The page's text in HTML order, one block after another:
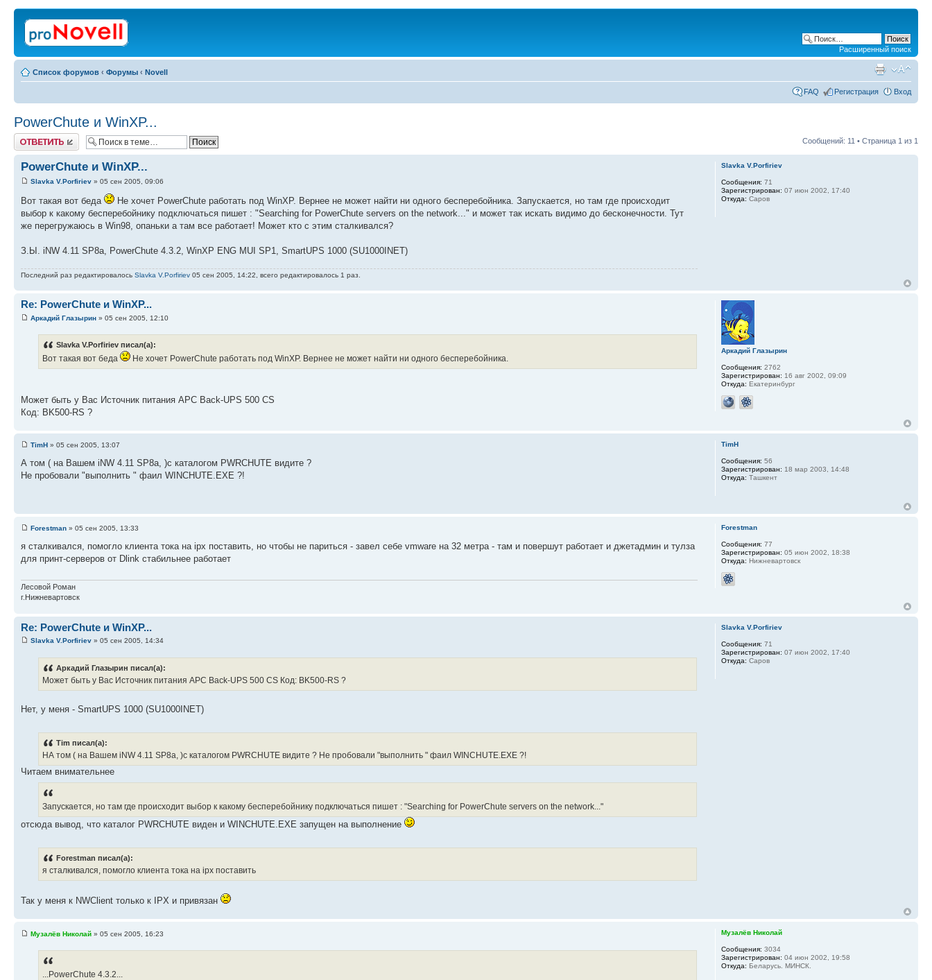
Расширенный поиск
Список форумов ‹ Форумы ‹ Novell
FAQ Регистрация Вход
PowerChute и WinXP...
Ответить Сообщений: 11 • Страница 1 из 1
PowerChute и WinXP...
Slavka V.Porfiriev » 05 сен 2005, 09:06
Вот такая вот беда
Не хочет PowerChute работать под WinXP. Вернее не может найти ни одного бесперебойника. Запускается, но там где происходит
выбор к какому бесперебойнику подключаться пишет : "Searching for PowerChute servers on the network..." и может так искать видимо до бесконечности. Тут
же перегружаюсь в Win98, опаньки а там все работает! Может кто с этим сталкивался?
З.Ы. iNW 4.11 SP8a, PowerChute 4.3.2, WinXP ENG MUI SP1, SmartUPS 1000 (SU1000INET)
Последний раз редактировалось Slavka V.Porfiriev 05 сен 2005, 14:22, всего редактировалось 1 раз.
Slavka V.Porfiriev
Сообщения: 71
Зарегистрирован: 07 июн 2002, 17:40
Откуда: Саров
Re: PowerChute и WinXP...
Аркадий Глазырин » 05 сен 2005, 12:10
Slavka V.Porfiriev писал(а):
Вот такая вот беда Не хочет PowerChute работать под WinXP. Вернее не может найти ни одного бесперебойника.
Может быть у Вас Источник питания APC Back-UPS 500 CS
Код: BK500-RS ?
Аркадий Глазырин
Сообщения: 2762
Зарегистрирован: 16 авг 2002, 09:09
Откуда: Екатеринбург
TimH » 05 сен 2005, 13:07
А том ( на Вашем iNW 4.11 SP8a, )с каталогом PWRCHUTE видите ?
Не пробовали "выполнить " фаил WINCHUTE.EXE ?!
TimH
Сообщения: 56
Зарегистрирован: 18 мар 2003, 14:48
Откуда: Ташкент
Forestman » 05 сен 2005, 13:33
я сталкивался, помогло клиента тока на ipx поставить, но чтобы не париться - завел себе vmware на 32 метра - там и повершут работает и джетадмин и тулза
для принт-серверов от Dlink стабильнее работает
Лесовой Роман
г.Нижневартовск
Forestman
Сообщения: 77
Зарегистрирован: 05 июн 2002, 18:38
Откуда: Нижневартовск
Re: PowerChute и WinXP...
Slavka V.Porfiriev » 05 сен 2005, 14:34
Аркадий Глазырин писал(а):
Может быть у Вас Источник питания APC Back-UPS 500 CS Код: BK500-RS ?
Нет, у меня - SmartUPS 1000 (SU1000INET)
Tim писал(а):
HА том ( на Вашем iNW 4.11 SP8a, )с каталогом PWRCHUTE видите ? Не пробовали "выполнить " фаил WINCHUTE.EXE ?!
Читаем внимательнее
Запускается, но там где происходит выбор к какому бесперебойнику подключаться пишет : "Searching for PowerChute servers on the network..."
отсюда вывод, что каталог PWRCHUTE виден и WINCHUTE.EXE запущен на выполнение
Forestman писал(а):
я сталкивался, помогло клиента тока на ipx поставить
Так у меня к NWClient только к IPX и привязан
Slavka V.Porfiriev
Сообщения: 71
Зарегистрирован: 07 июн 2002, 17:40
Откуда: Саров
Музалёв Николай » 05 сен 2005, 16:23
...PowerChute 4.3.2...
Музалёв Николай
Сообщения: 3034
Зарегистрирован: 04 июн 2002, 19:58
Откуда: Беларусь. МИНСК.